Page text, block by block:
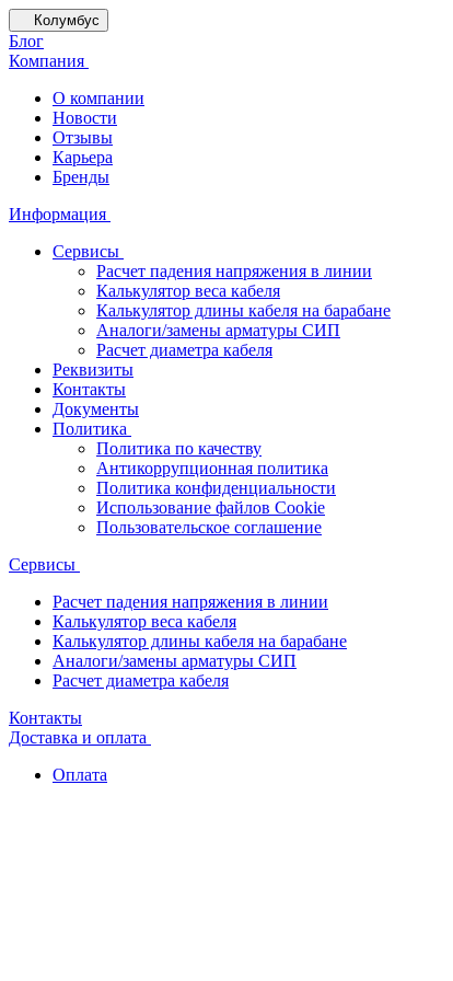
Колумбус
Блог
Компания
О компании
Новости
Отзывы
Карьера
Бренды
Информация
Сервисы
Расчет падения напряжения в линии
Калькулятор веса кабеля
Калькулятор длины кабеля на барабане
Аналоги/замены арматуры СИП
Расчет диаметра кабеля
Реквизиты
Контакты
Документы
Политика
Политика по качеству
Антикоррупционная политика
Политика конфиденциальности
Использование файлов Cookie
Пользовательское соглашение
Сервисы
Расчет падения напряжения в линии
Калькулятор веса кабеля
Калькулятор длины кабеля на барабане
Аналоги/замены арматуры СИП
Расчет диаметра кабеля
Контакты
Доставка и оплата
Оплата